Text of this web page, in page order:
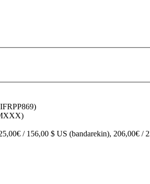
/ 156,00 $ US (bandarekin), 206,00€ /